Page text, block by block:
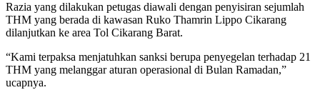
Razia yang dilakukan petugas diawali dengan penyisiran sejumlah
THM yang berada di kawasan Ruko Thamrin Lippo Cikarang
dilanjutkan ke area Tol Cikarang Barat.
“Kami terpaksa menjatuhkan sanksi berupa penyegelan terhadap 21
THM yang melanggar aturan operasional di Bulan Ramadan,”
ucapnya.